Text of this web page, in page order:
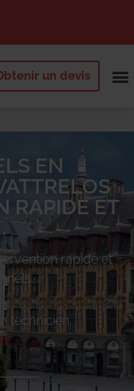
un devis
EN
RAPIDE ET
rapide et
technicien.